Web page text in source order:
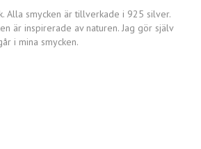
Alla smycken är tillverkade i 925 silver.
är inspirerade av naturen. Jag gör själv
i mina smycken.